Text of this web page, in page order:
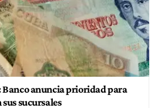
Banco anuncia prioridad para
sucursales